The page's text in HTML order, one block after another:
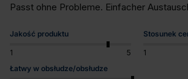
Passt ohne Probleme. Einfacher
Jakość produktu
1 5
Stosunek
1
Łatwy w obsłudze/obsłudze